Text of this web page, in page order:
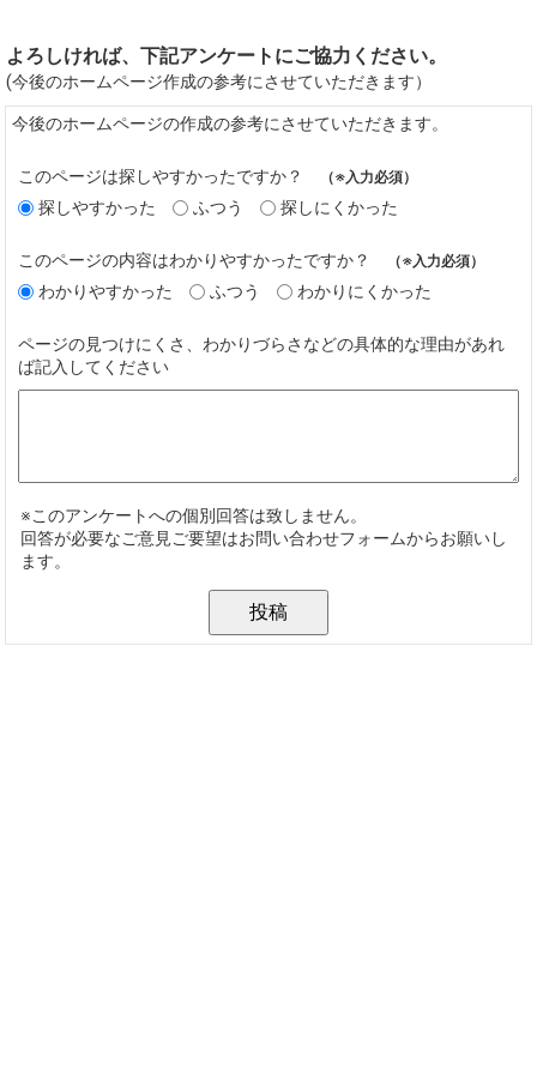
よろしければ、下記アンケートにご協力ください。
(今後のホームページ作成の参考にさせていただきます）
今後のホームページの作成の参考にさせていただきます。
このページは探しやすかったですか？ （※入力必須）
探しやすかった ふつう 探しにくかった
このページの内容はわかりやすかったですか？ （※入力必須）
わかりやすかった ふつう わかりにくかった
ページの見つけにくさ、わかりづらさなどの具体的な理由があれ
ば記入してください
※このアンケートへの個別回答は致しません。
回答が必要なご意見ご要望はお問い合わせフォームからお願いし
ます。